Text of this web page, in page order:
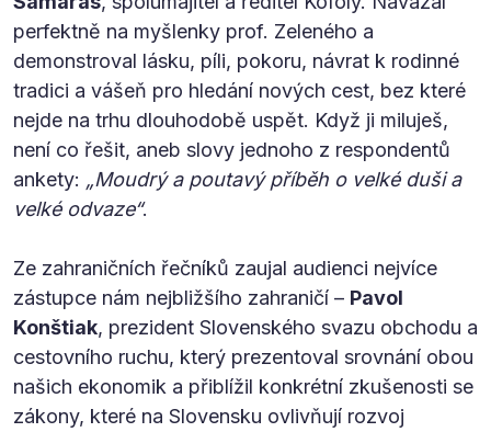
perfektně na myšlenky prof. Zeleného a
demonstroval lásku, píli, pokoru, návrat k rodinné
tradici a vášeň pro hledání nových cest, bez které
nejde na trhu dlouhodobě uspět. Když ji miluješ,
není co řešit, aneb slovy jednoho z respondentů
ankety: „Moudrý a poutavý příběh o velké duši a
velké odvaze“.
Ze zahraničních řečníků zaujal audienci nejvíce
zástupce nám nejbližšího zahraničí – Pavol
Konštiak, prezident Slovenského svazu obchodu a
cestovního ruchu, který prezentoval srovnání obou
našich ekonomik a přiblížil konkrétní zkušenosti se
zákony, které na Slovensku ovlivňují rozvoj